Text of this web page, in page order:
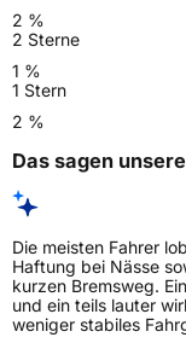
2 %
2 Sterne
1 %
1 Stern
2 %
Das sagen
Die meisten Fahrer
Haftung bei Nässe
kurzen Bremsweg.
und ein teils lauter
weniger stabiles